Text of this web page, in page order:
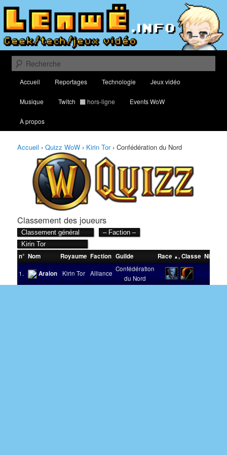
Aller
contenu
principal
Aller
contenu
secondaireLenwë – Culture geek, tech et jeux
vidéo
Classement des meilleurs joueurs au Quizz World of Warcraft
Recherche
principal
Accueil Reportages Technologie Jeux vidéo
Musique Twitch hors-ligne Events WoW
À propos
Accueil › Quizz WoW › Kirin Tor › Confédération du Nord
Classement des joueurs
n° Nom Royaume Faction Guilde Race ,Classe Niveau
1. Aralon Kirin Tor Alliance
Confédération
du Nord